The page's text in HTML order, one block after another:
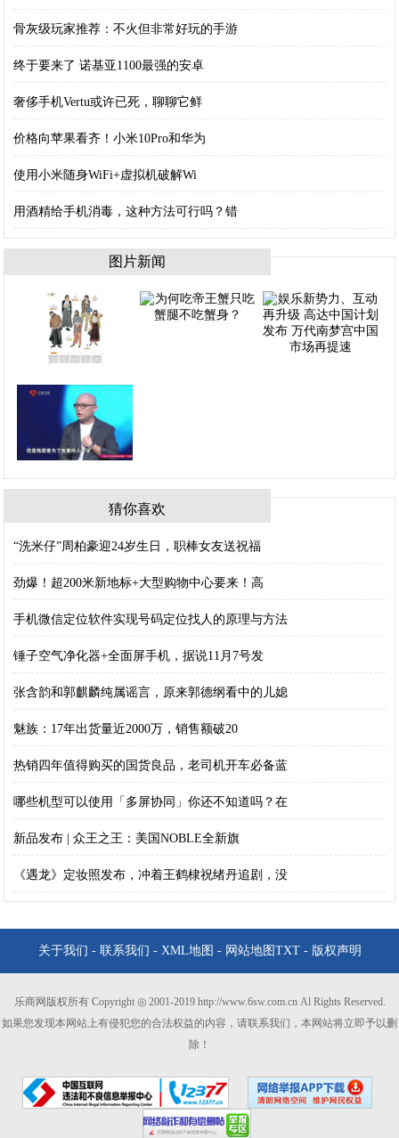
骨灰级玩家推荐：不火但非常好玩的手游
终于要来了 诺基亚1100最强的安卓
奢侈手机Vertu或许已死，聊聊它鲜
价格向苹果看齐！小米10Pro和华为
使用小米随身WiFi+虚拟机破解Wi
用酒精给手机消毒，这种方法可行吗？错
图片新闻
猜你喜欢
“洗米仔”周柏豪迎24岁生日，职棒女友送祝福
劲爆！超200米新地标+大型购物中心要来！高
手机微信定位软件实现号码定位找人的原理与方法
锤子空气净化器+全面屏手机，据说11月7号发
张含韵和郭麒麟纯属谣言，原来郭德纲看中的儿媳
魅族：17年出货量近2000万，销售额破20
热销四年值得购买的国货良品，老司机开车必备蓝
哪些机型可以使用「多屏协同」你还不知道吗？在
新品发布 | 众王之王：美国NOBLE全新旗
《遇龙》定妆照发布，冲着王鹤棣祝绪丹追剧，没
关于我们 - 联系我们 - XML地图 - 网站地图 TXT- 版权声明
乐商网版权所有 Copyright ◎ 2001-2019 http://www.6sw.com.cn Al Rights Reserved.
如果您发现本网站上有侵犯您的合法权益的内容，请联系我们，本网站将立即予以删
除！